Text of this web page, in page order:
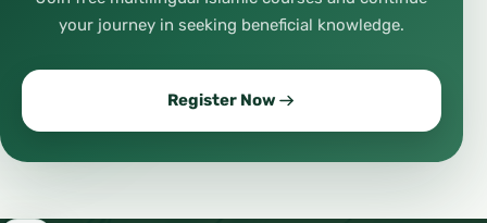
your journey in seeking beneficial knowledge.
Register Now